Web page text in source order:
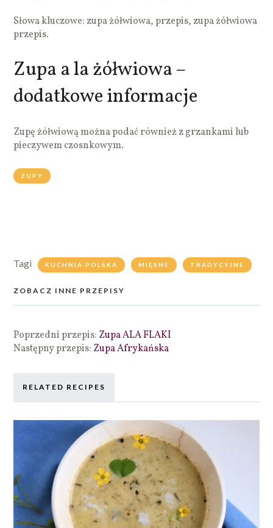
Słowa kluczowe: zupa żółwiowa, przepis, zupa żółwiowa
przepis.
Zupa a la żółwiowa –
dodatkowe informacje
Zupę żółwiową można podać również z grzankami lub
pieczywem czosnkowym.
ZUPY
Tagi KUCHNIA POLSKA MIĘSNE TRADYCYJNE
ZOBACZ INNE PRZEPISY
Poprzedni przepis: Zupa ALA FLAKI
Następny przepis: Zupa Afrykańska
RELATED RECIPES